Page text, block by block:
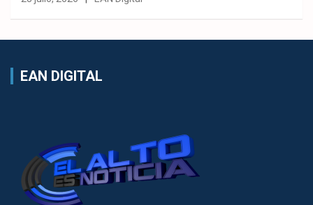
EAN DIGITAL